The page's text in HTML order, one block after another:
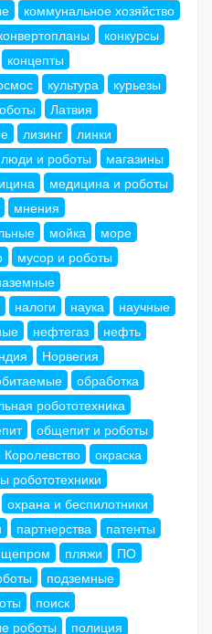
коммунальное хозяйство
конкурсы
концепты
культура
курьезы
Латвия
лизинг
линки
люди и роботы
магазины
медицина и роботы
мнения
мойка
море
мусор и роботы
налоги наука
научные
нефтегаз
нефть
Норвегия
обработка
робототехника
общепит и роботы
окраска
робототехники
охрана и беспилотники
партнерства
патенты
пляжи
ПО
подземные
поиск
роботы
полиция